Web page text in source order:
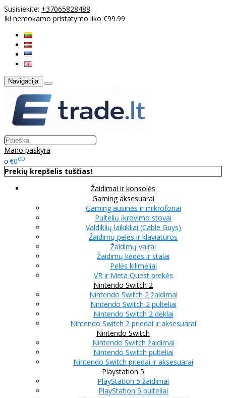
Susisiekite: +37065828488
Iki nemokamo pristatymo liko €99.99
Navigacija
Mano paskyra
0 €000
Prekių krepšelis tuščias!
Žaidimai ir konsolės
Gaming aksesuarai
Gaming ausinės ir mikrofonai
Pultelių įkrovimo stovai
Valdiklių laikikliai (Cable Guys)
Žaidimų pelės ir klaviatūros
Žaidimų vairai
Žaidimų kėdės ir stalai
Pelės kilimėliai
VR ir Meta Quest prekės
Nintendo Switch 2
Nintendo Switch 2 žaidimai
Nintendo Switch 2 pulteliai
Nintendo Switch 2 dėklai
Nintendo Switch 2 priedai ir aksesuarai
Nintendo Switch
Nintendo Switch žaidimai
Nintendo Switch pulteliai
Nintendo Switch priedai ir aksesuarai
Playstation 5
PlayStation 5 žaidimai
PlayStation 5 pulteliai